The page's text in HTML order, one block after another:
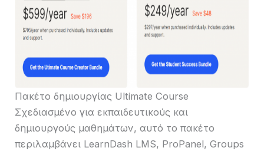
Πακέτο δημιουργίας Ultimate Course
Σχεδιασμένο για εκπαιδευτικούς και
δημιουργούς μαθημάτων, αυτό το πακέτο
περιλαμβάνει LearnDash LMS, ProPanel, Groups